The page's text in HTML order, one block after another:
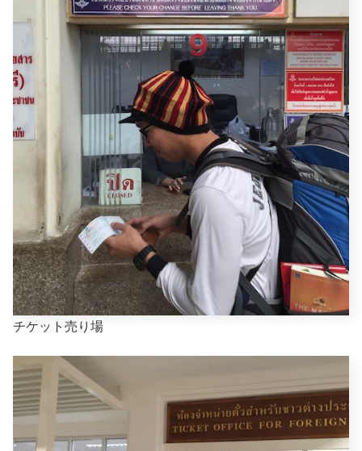
チケット売り場